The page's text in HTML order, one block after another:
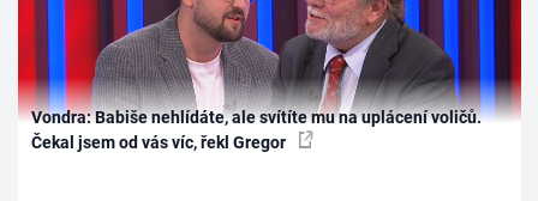
Vondra: Babiše nehlídáte, ale svítíte mu na uplácení voličů.
Čekal jsem od vás víc, řekl Gregor